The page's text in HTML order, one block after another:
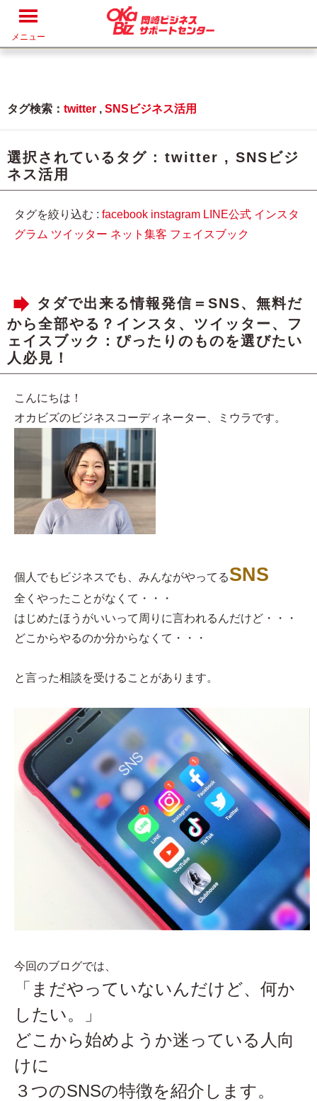
メニュー
タグ検索： twitter , SNSビジネス活用
選択されているタグ : twitter , SNSビジ
ネス活用
タグを絞り込む : facebook instagram LINE公式 インスタ
グラム ツイッター ネット集客 フェイスブック
タダで出来る情報発信＝SNS、無料だ
から全部やる？インスタ、ツイッター、フ
ェイスブック：ぴったりのものを選びたい
人必見！
こんにちは！
オカビズのビジネスコーディネーター、ミウラです。
個人でもビジネスでも、みんながやってるSNS
全くやったことがなくて・・・
はじめたほうがいいって周りに言われるんだけど・・・
どこからやるのか分からなくて・・・
と言った相談を受けることがあります。
今回のブログでは、
「まだやっていないんだけど、何か
したい。」
どこから始めようか迷っている人向
けに
３つのSNSの特徴を紹介します。